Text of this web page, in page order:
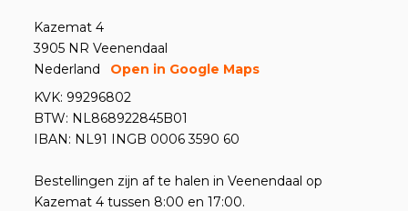
Kazemat 4
3905 NR Veenendaal
Nederland
Open in Google Maps
KVK: 99296802
BTW: NL868922845B01
IBAN: NL91 INGB 0006 3590 60
Bestellingen zijn af te halen in Veenendaal op
Kazemat 4 tussen 8:00 en 17:00.